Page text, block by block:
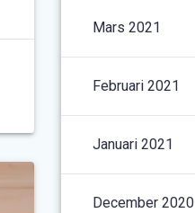
Mars 2021
Februari 2021
Januari 2021
December 2020